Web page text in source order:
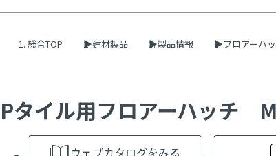
総合TOP 建材製品 製品情報 フロアーハ
Pタイル用フロアーハッチ
ウェブカタログをみる